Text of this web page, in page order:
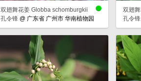
双翅舞花姜 Globba schomburgkii
孔令锋 @广东省 广州市 华南植物园
双翅
孔令锋